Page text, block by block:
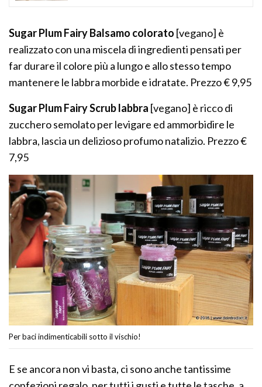
Sugar Plum Fairy Balsamo colorato [vegano] è
realizzato con una miscela di ingredienti pensati per
far durare il colore più a lungo e allo stesso tempo
mantenere le labbra morbide e idratate. Prezzo € 9,95
Sugar Plum Fairy Scrub labbra [vegano] è ricco di
zucchero semolato per levigare ed ammorbidire le
labbra, lascia un delizioso profumo natalizio. Prezzo €
7,95
Per baci indimenticabili sotto il vischio!
E se ancora non vi basta, ci sono anche tantissime